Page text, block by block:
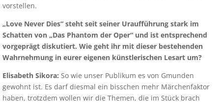
vorstellen.
„Love Never Dies“ steht seit seiner Uraufführung stark im
Schatten von „Das Phantom der Oper“ und ist entsprechend
vorgeprägt diskutiert. Wie geht ihr mit dieser bestehenden
Wahrnehmung in eurer eigenen künstlerischen Lesart um?
Elisabeth Sikora: So wie unser Publikum es von Gmunden
gewohnt ist. Es darf diesmal ein bisschen mehr Märchenfaktor
haben, trotzdem wollen wir die Themen, die im Stück brach